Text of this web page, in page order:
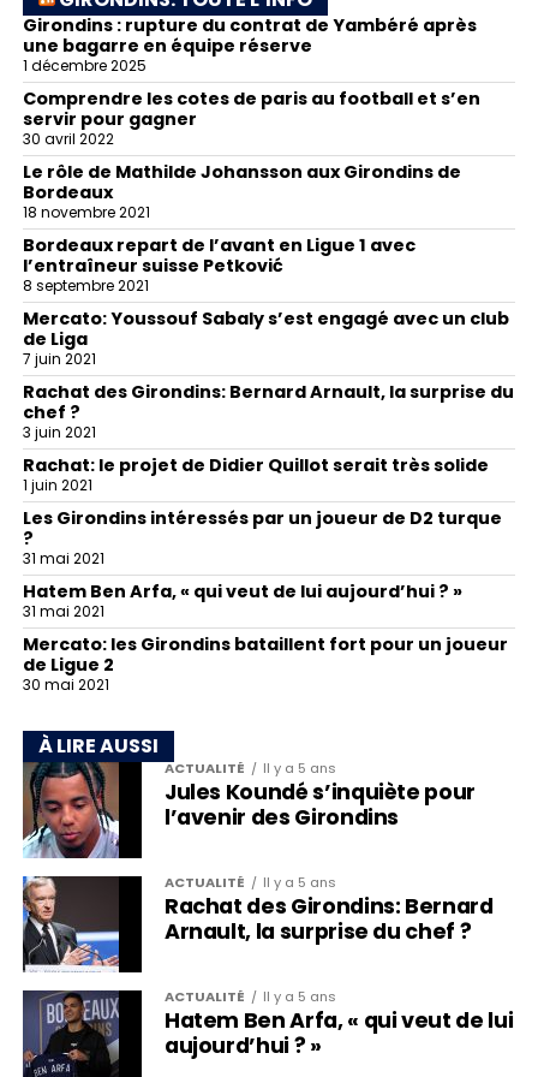
Girondins : rupture du contrat de Yambéré après
une bagarre en équipe réserve
1 décembre 2025
Comprendre les cotes de paris au football et s’en
servir pour gagner
30 avril 2022
Le rôle de Mathilde Johansson aux Girondins de
Bordeaux
18 novembre 2021
Bordeaux repart de l’avant en Ligue 1 avec
l’entraîneur suisse Petković
8 septembre 2021
Mercato: Youssouf Sabaly s’est engagé avec un club
de Liga
7 juin 2021
Rachat des Girondins: Bernard Arnault, la surprise du
chef ?
3 juin 2021
Rachat: le projet de Didier Quillot serait très solide
1 juin 2021
Les Girondins intéressés par un joueur de D2 turque
?
31 mai 2021
Hatem Ben Arfa, « qui veut de lui aujourd’hui ? »
31 mai 2021
Mercato: les Girondins bataillent fort pour un joueur
de Ligue 2
30 mai 2021
À LIRE AUSSI
ACTUALITÉ Il y a 5 ans
Jules Koundé s’inquiète pour
l’avenir des Girondins
ACTUALITÉ Il y a 5 ans
Rachat des Girondins: Bernard
Arnault, la surprise du chef ?
ACTUALITÉ Il y a 5 ans
Hatem Ben Arfa, « qui veut de lui
aujourd’hui ? »